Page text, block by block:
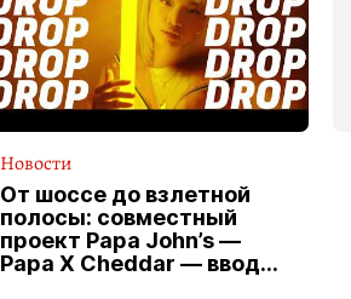
Новости
От шоссе до взлетной
полосы: совместный
проект Papa John’s —
Papa X Cheddar — вводит